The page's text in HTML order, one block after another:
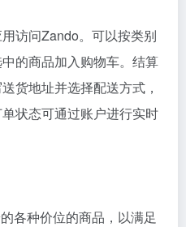
访问Zando。可以按类别
的商品加入购物车。结算
货地址并选择配送方式，
状态可通过账户进行实时
各种价位的商品，以满足